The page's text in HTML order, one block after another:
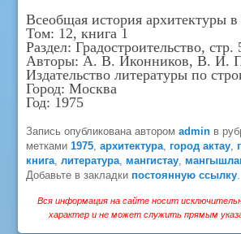
Всеобщая история архитектуры
Том: 12, книга 1
Раздел: Градостроительство, стр.
Авторы: А. В. Иконников, В. И.
Издательство литературы по
Город: Москва
Год: 1975
Запись опубликована авторомadmin в
метками1975,архитектура, город актау,
книга,литература, мангистау,
Добавьте в закладки постоянную ссылку.
Вся информация на сайте носит
характер и не может служить прямым